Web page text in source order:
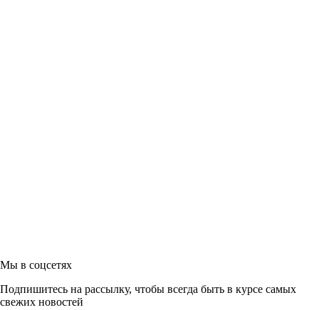
Мы в соцсетях
Подпишитесь на рассылку, чтобы всегда быть в курсе самых
свежих новостей